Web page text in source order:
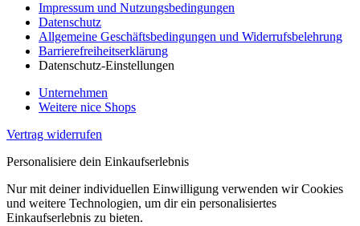
Impressum und Nutzungsbedingungen
Datenschutz
Allgemeine Geschäftsbedingungen und Widerrufsbelehrung
Barrierefreiheitserklärung
Datenschutz-Einstellungen
Unternehmen
Weitere nice Shops
Vertrag widerrufen
Personalisiere dein Einkaufserlebnis
Nur mit deiner individuellen Einwilligung verwenden wir Cookies
und weitere Technologien, um dir ein personalisiertes
Einkaufserlebnis zu bieten.